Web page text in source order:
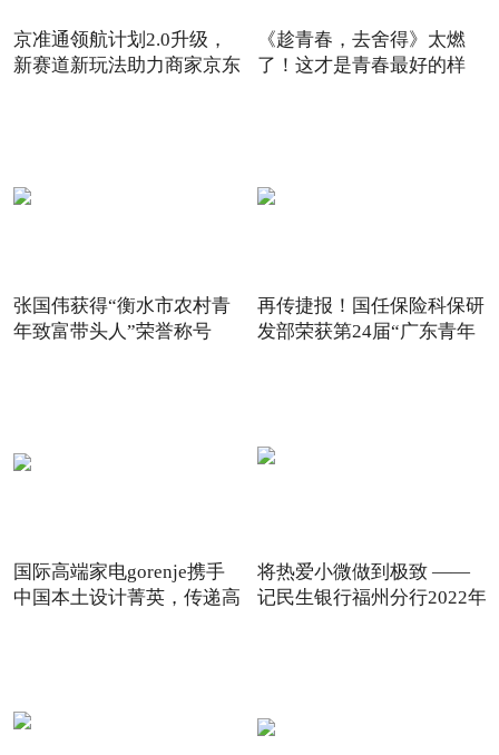
京准通领航计划2.0升级，
新赛道新玩法助力商家京东
《趁青春，去舍得》太燃
了！这才是青春最好的样
张国伟获得“衡水市农村青
年致富带头人”荣誉称号
再传捷报！国任保险科保研
发部荣获第24届“广东青年
国际高端家电gorenje携手
中国本土设计菁英，传递高
将热爱小微做到极致 ——
记民生银行福州分行2022年